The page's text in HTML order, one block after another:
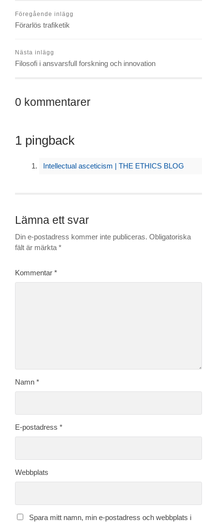
Föregående inlägg
Förarlös trafiketik
Nästa inlägg
Filosofi i ansvarsfull forskning och innovation
0 kommentarer
1 pingback
Intellectual asceticism | THE ETHICS BLOG
Lämna ett svar
Din e-postadress kommer inte publiceras. Obligatoriska
fält är märkta*
Kommentar*
Namn*
E-postadress*
Webbplats
Spara mitt namn, min e-postadress och webbplats i